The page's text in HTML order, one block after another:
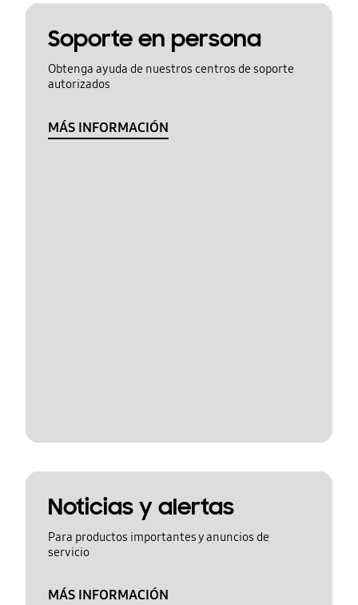
Soporte en persona
Obtenga ayuda de nuestros centros de soporte
autorizados
MÁS INFORMACIÓN
Noticias y alertas
Para productos importantes y anuncios de
servicio
MÁS INFORMACIÓN